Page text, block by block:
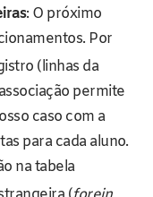
: O próximo
Por
(linhas da
permite
caso com a
para cada aluno.
na tabela